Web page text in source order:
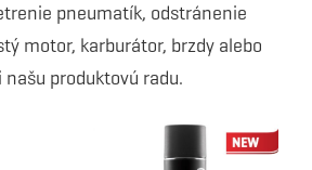
pneumatík, odstránenie
motor, karburátor, brzdy alebo
produktovú radu.